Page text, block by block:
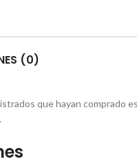
(0)
que hayan comprado